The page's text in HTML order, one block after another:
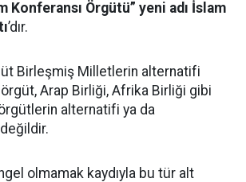
Konferansı Örgütü” yeni adı İslam
’dır.
Birleşmiş Milletlerin alternatifi
Arap Birliği, Afrika Birliği gibi
alternatifi ya da
olmamak kaydıyla bu tür alt